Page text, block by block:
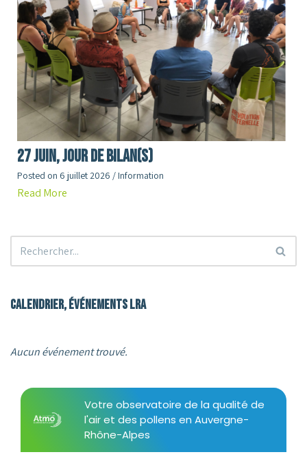
27 juin, jour de Bilan(s)
Posted on 6 juillet 2026 /Information
Read More
Calendrier, événements LRA
Aucun événement trouvé.